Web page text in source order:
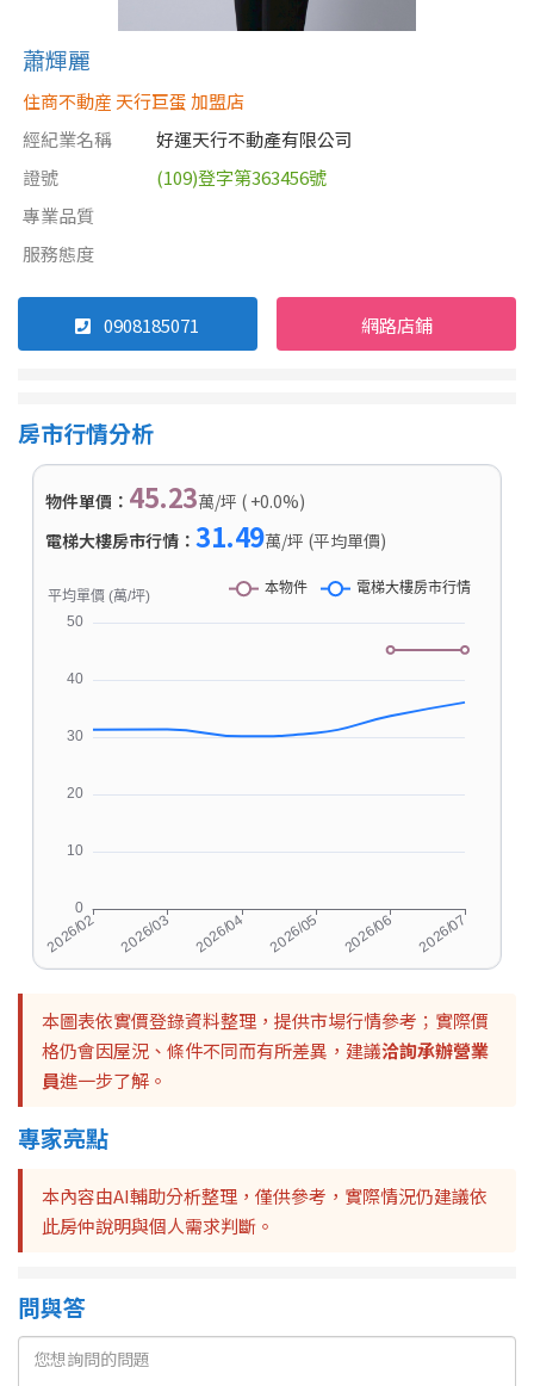
蕭輝麗
住商不動産 天行巨蛋 加盟店
經紀業名稱
好運天行不動產有限公司
證號
(109)登字第363456號
專業品質
服務態度
0908185071 網路店鋪
房市行情分析
物件單價： 45.23萬/坪 ( +0.0%)
電梯大樓房市行情： 31.49萬/坪 (平均單價)
本圖表依實價登錄資料整理，提供市場行情參考；實際價
格仍會因屋況、條件不同而有所差異，建議洽詢承辦營業
員進一步了解。
專家亮點
本內容由AI輔助分析整理，僅供參考，實際情況仍建議依
此房仲說明與個人需求判斷。
問與答